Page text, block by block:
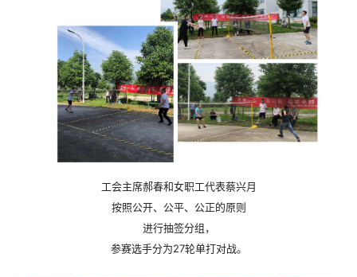
工会主席郝春和女职工代表蔡兴月
按照公开、公平、公正的原则
进行抽签分组，
参赛选手分为27轮单打对战。